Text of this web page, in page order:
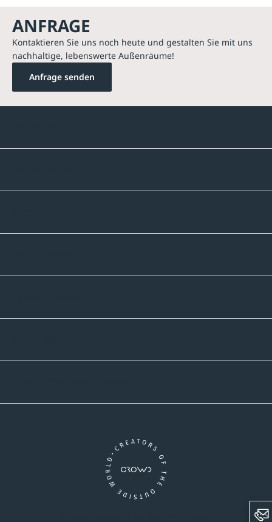
ANFRAGE
Kontaktieren Sie uns noch heute und gestalten Sie mit uns
nachhaltige, lebenswerte Außenräume!
Anfrage senden